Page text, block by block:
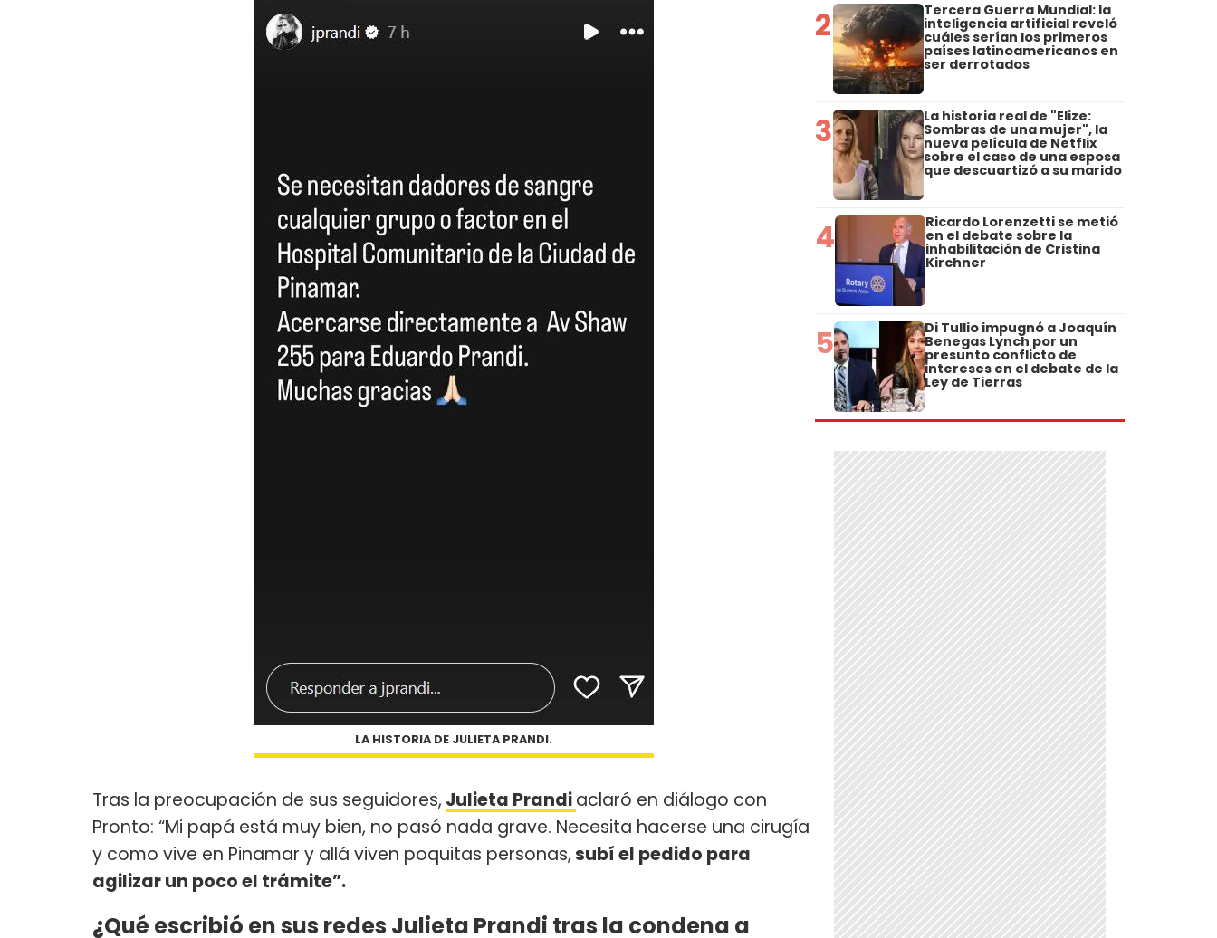
LA HISTORIA DE JULIETA PRANDI.
Tras la preocupación de sus seguidores, Julieta Prandiaclaró en diálogo con
Pronto: “Mi papá está muy bien, no pasó nada grave. Necesita hacerse una cirugía
y como vive en Pinamar y allá viven poquitas personas,subí el pedido para
agilizar un poco el trámite”.
¿Qué escribió en sus redes Julieta Prandi tras la condena a
2 Tercera Guerra Mundial: la
inteligencia artificial reveló
cuáles serían los primeros
países latinoamericanos en
ser derrotados
3 La historia real de "Elize:
Sombras de una mujer", la
nueva película de Netflix
sobre el caso de una esposa
que descuartizó a su marido
4 Ricardo Lorenzetti se metió
en el debate sobre la
inhabilitación de Cristina
Kirchner
5 Di Tullio impugnó a Joaquín
Benegas Lynch por un
presunto conflicto de
intereses en el debate de la
Ley de Tierras